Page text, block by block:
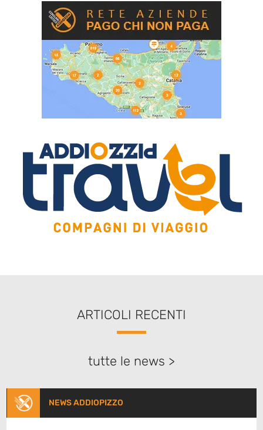
ARTICOLI RECENTI
tutte le news >
NEWS ADDIOPIZZO